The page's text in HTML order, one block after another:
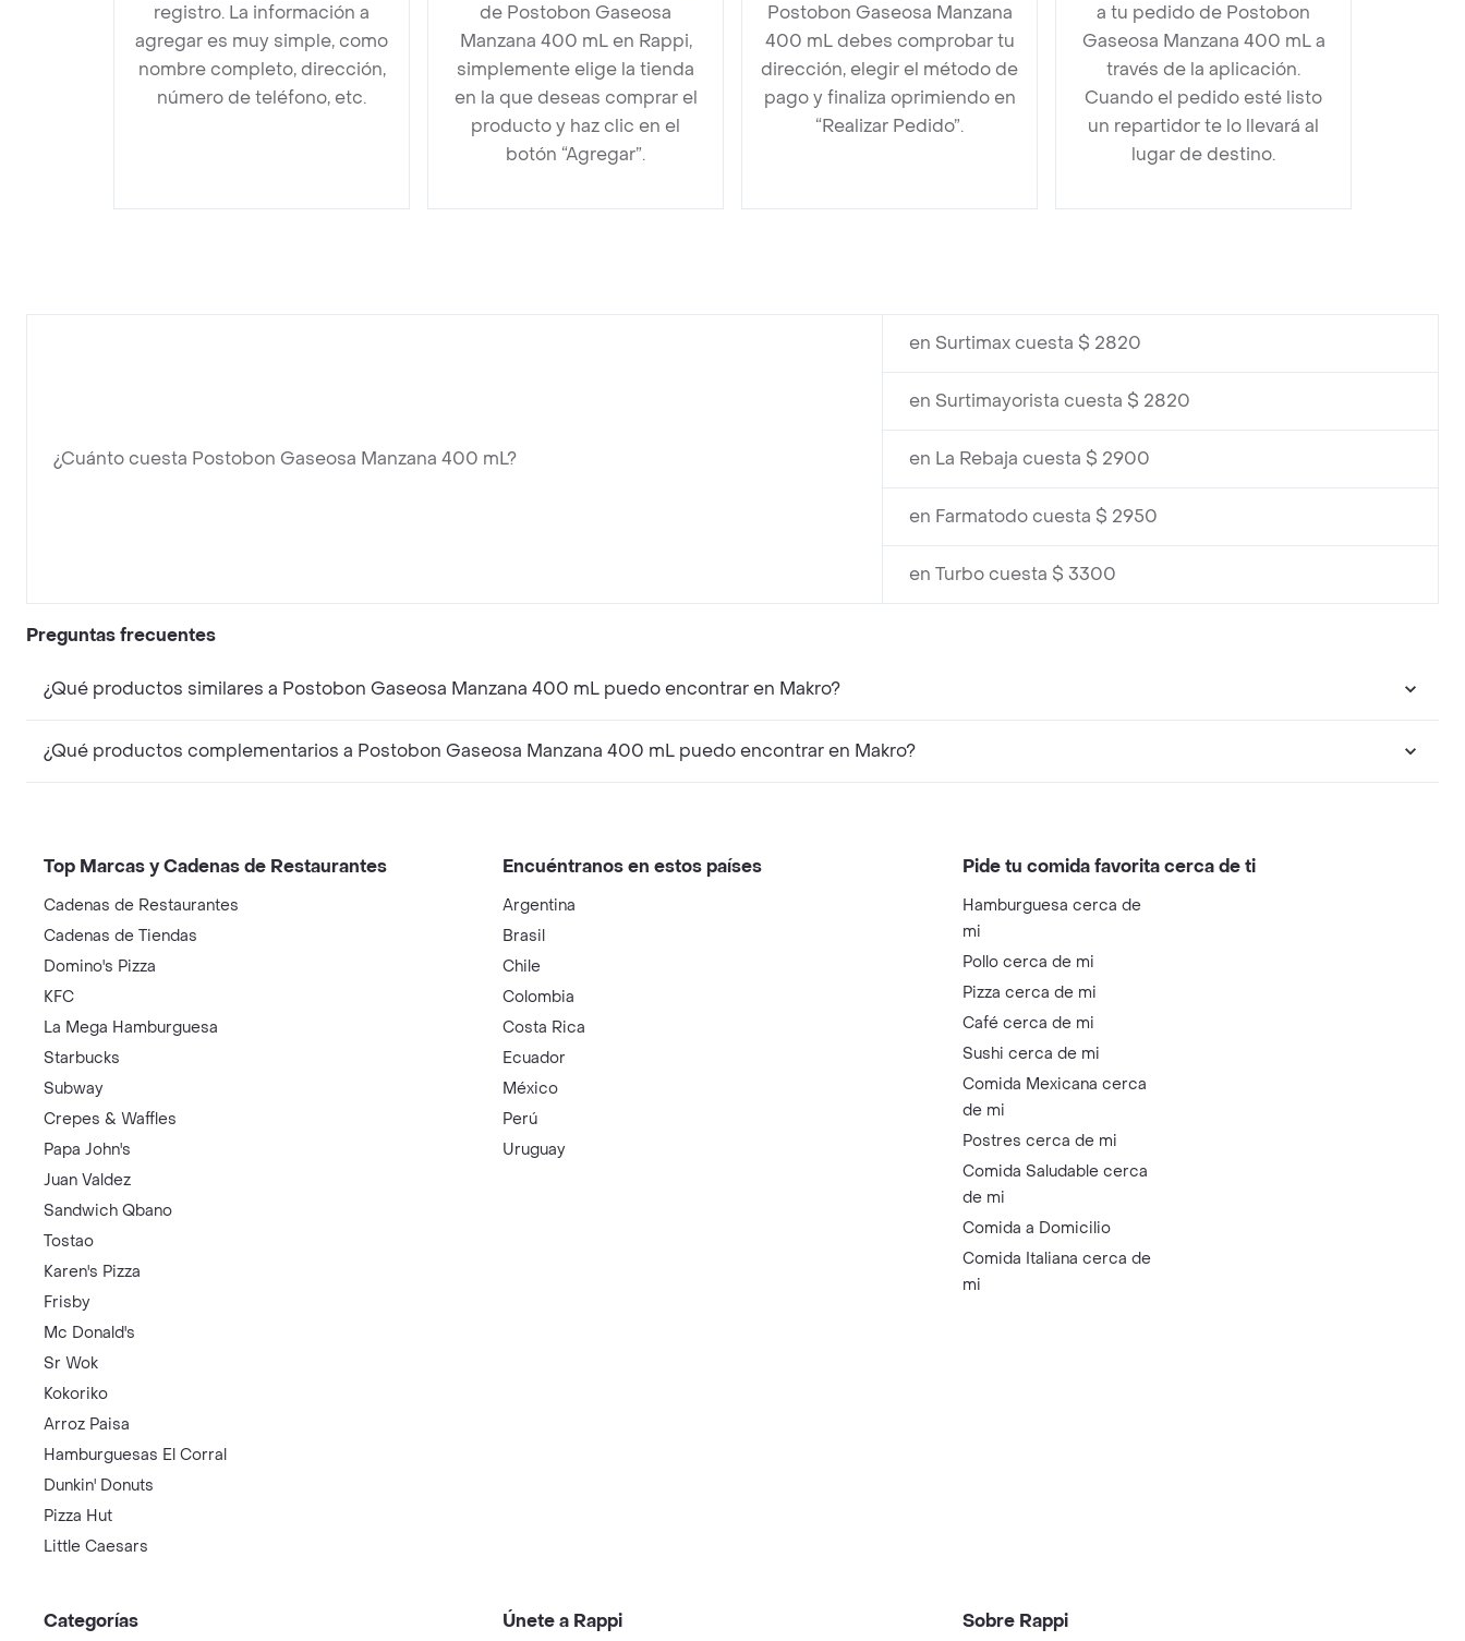
registro. La información a
agregar es muy simple, como
nombre completo, dirección,
número de teléfono, etc.
de Postobon Gaseosa
Manzana 400 mL en Rappi,
simplemente elige la tienda
en la que deseas comprar el
producto y haz clic en el
botón “Agregar”.
Postobon Gaseosa Manzana
400 mL debes comprobar tu
dirección, elegir el método de
pago y finaliza oprimiendo en
“Realizar Pedido”.
a tu pedido de Postobon
Gaseosa Manzana 400 mL a
través de la aplicación.
Cuando el pedido esté listo
un repartidor te lo llevará al
lugar de destino.
¿Cuánto cuesta Postobon Gaseosa Manzana 400 mL?
en Surtimax cuesta $ 2820
en Surtimayorista cuesta $ 2820
en La Rebaja cuesta $ 2900
en Farmatodo cuesta $ 2950
en Turbo cuesta $ 3300
Preguntas frecuentes
¿Qué productos similares a Postobon Gaseosa Manzana 400 mL puedo encontrar en Makro?
¿Qué productos complementarios a Postobon Gaseosa Manzana 400 mL puedo encontrar en Makro?
Top Marcas y Cadenas de Restaurantes
Cadenas de Restaurantes
Cadenas de Tiendas
Domino's Pizza
KFC
La Mega Hamburguesa
Starbucks
Subway
Crepes & Waffles
Papa John's
Juan Valdez
Sandwich Qbano
Tostao
Karen's Pizza
Frisby
Mc Donald's
Sr Wok
Kokoriko
Arroz Paisa
Hamburguesas El Corral
Dunkin' Donuts
Pizza Hut
Little Caesars
Encuéntranos en estos países
Argentina
Brasil
Chile
Colombia
Costa Rica
Ecuador
México
Perú
Uruguay
Pide tu comida favorita cerca de ti
Hamburguesa cerca de
mi
Pollo cerca de mi
Pizza cerca de mi
Café cerca de mi
Sushi cerca de mi
Comida Mexicana cerca
de mi
Postres cerca de mi
Comida Saludable cerca
de mi
Comida a Domicilio
Comida Italiana cerca de
mi
Categorías Únete a Rappi Sobre Rappi